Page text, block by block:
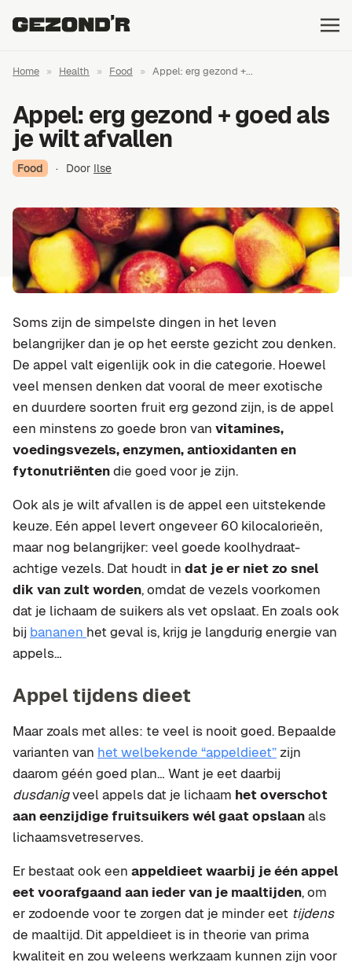
Home » Health » Food » Appel: erg gezond +...
Appel: erg gezond + goed als
je wilt afvallen
Food · Door Ilse
Soms zijn de simpelste dingen in het leven
belangrijker dan je op het eerste gezicht zou denken.
De appel valt eigenlijk ook in die categorie. Hoewel
veel mensen denken dat vooral de meer exotische
en duurdere soorten fruit erg gezond zijn, is de appel
een minstens zo goede bron van vitamines,
voedingsvezels, enzymen, antioxidanten en
fytonutriëntendie goed voor je zijn.
Ook als je wilt afvallen is de appel een uitstekende
keuze. Eén appel levert ongeveer 60 kilocalorieën,
maar nog belangrijker: veel goede koolhydraat-
achtige vezels. Dat houdt in dat je er niet zo snel
dik van zult worden, omdat de vezels voorkomen
dat je lichaam de suikers als vet opslaat. En zoals ook
bij bananen het geval is, krijg je langdurig energie van
appels…
Appel tijdens dieet
Maar zoals met alles: te veel is nooit goed. Bepaalde
varianten van het welbekende “appeldieet” zijn
daarom géén goed plan… Want je eet daarbij
dusdanigveel appels dat je lichaam het overschot
aan eenzijdige fruitsuikers wél gaat opslaanals
lichaamsvetreserves.
Er bestaat ook een appeldieet waarbij je één appel
eet voorafgaand aan ieder van je maaltijden, om
er zodoende voor te zorgen dat je minder eet tijdens
de maaltijd. Dit appeldieet is in theorie van prima
kwaliteit en zou weleens werkzaam kunnen zijn voor